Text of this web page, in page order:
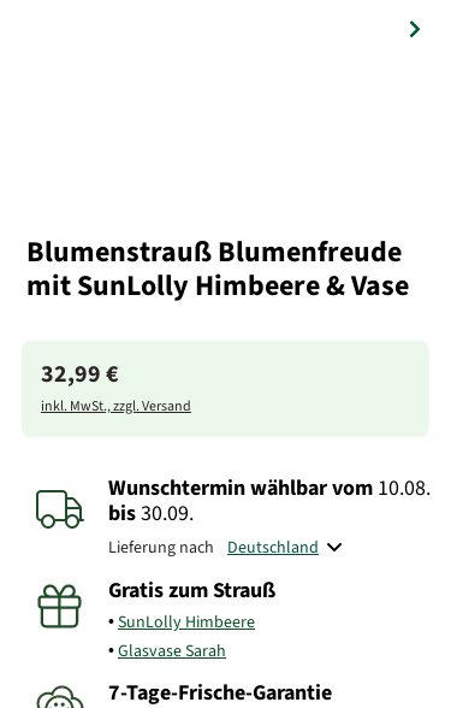
Blumenstrauß Blumenfreude
mit SunLolly Himbeere & Vase
32,99 €
inkl. MwSt., zzgl. Versand
Wunschtermin wählbarvom 10.08.
bis30.09.
Lieferung nach
Gratis zum Strauß
SunLolly Himbeere
Glasvase Sarah
7-Tage-Frische-Garantie